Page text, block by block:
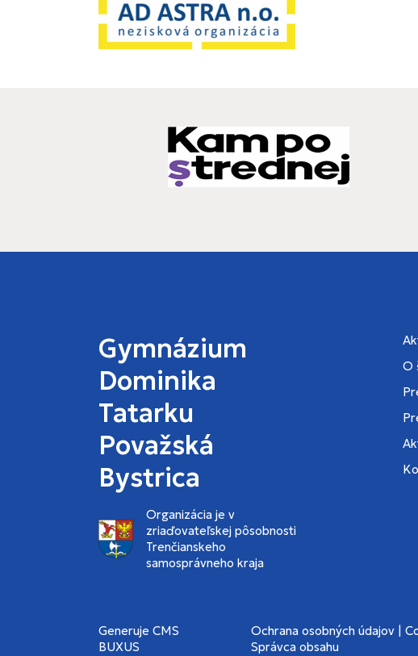
Gymnázium
Dominika
Tatarku
Považská
Bystrica
Organizácia je v
zriaďovateľskej pôsobnosti
Trenčianskeho
samosprávneho kraja
O
Generuje CMS
BUXUS
Ochrana osobných údajov|
Správca obsahu